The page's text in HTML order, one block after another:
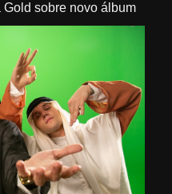
sobre novo álbum